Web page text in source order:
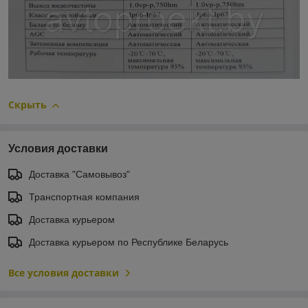
Скрыть
Условия доставки
Доставка "Самовывоз"
Транспортная компания
Доставка курьером
Доставка курьером по Республике Беларусь
Все условия доставки